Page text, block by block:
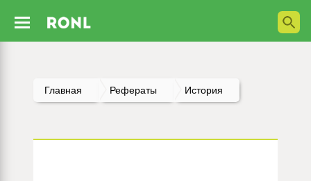
Главная Рефераты История